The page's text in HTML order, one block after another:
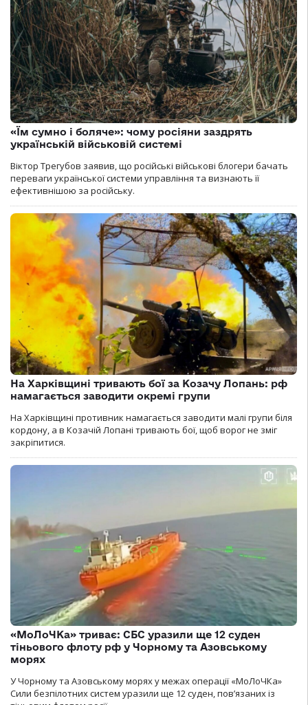
«Їм сумно і боляче»: чому росіяни заздрять
українській військовій системі
Віктор Трегубов заявив, що російські військові блогери бачать
переваги української системи управління та визнають її
ефективнішою за російську.
На Харківщині тривають бої за Козачу Лопань: рф
намагається заводити окремі групи
На Харківщині противник намагається заводити малі групи біля
кордону, а в Козачій Лопані тривають бої, щоб ворог не зміг
закріпитися.
«МоЛоЧКа» триває: СБС уразили ще 12 суден
тіньового флоту рф у Чорному та Азовському
морях
У Чорному та Азовському морях у межах операції «МоЛоЧКа»
Сили безпілотних систем уразили ще 12 суден, пов’язаних із